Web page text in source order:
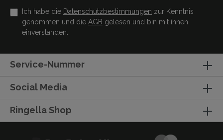
Ich habe die Datenschutzbestimmungen zur Kenntnis
genommen und die AGB gelesen und bin mit ihnen
einverstanden.
Service-Nummer
Social Media
Ringella Shop